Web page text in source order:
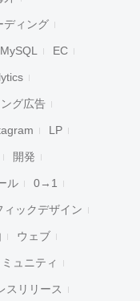
ディング
MySQL EC
グ広告
LP
開発
ル 0→1
ィックデザイン
ウェブ
ミュニティ
スリリース